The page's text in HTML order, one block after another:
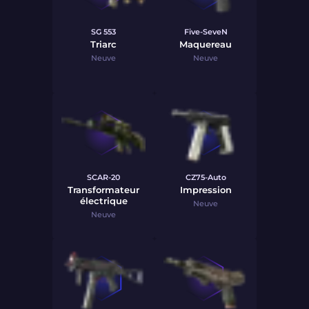
SG 553
Triarc
Neuve
Five-SeveN
Maquereau
Neuve
SCAR-20
Transformateur
électrique
Neuve
CZ75-Auto
Impression
Neuve